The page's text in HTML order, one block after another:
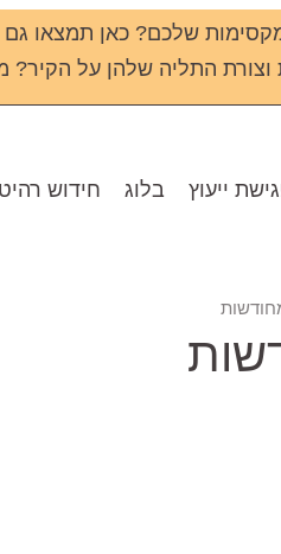
שלכם? כאן תמצאו
התליה שלהן על הקיר? מוזמנים
ייעוץ בלוג חידוש